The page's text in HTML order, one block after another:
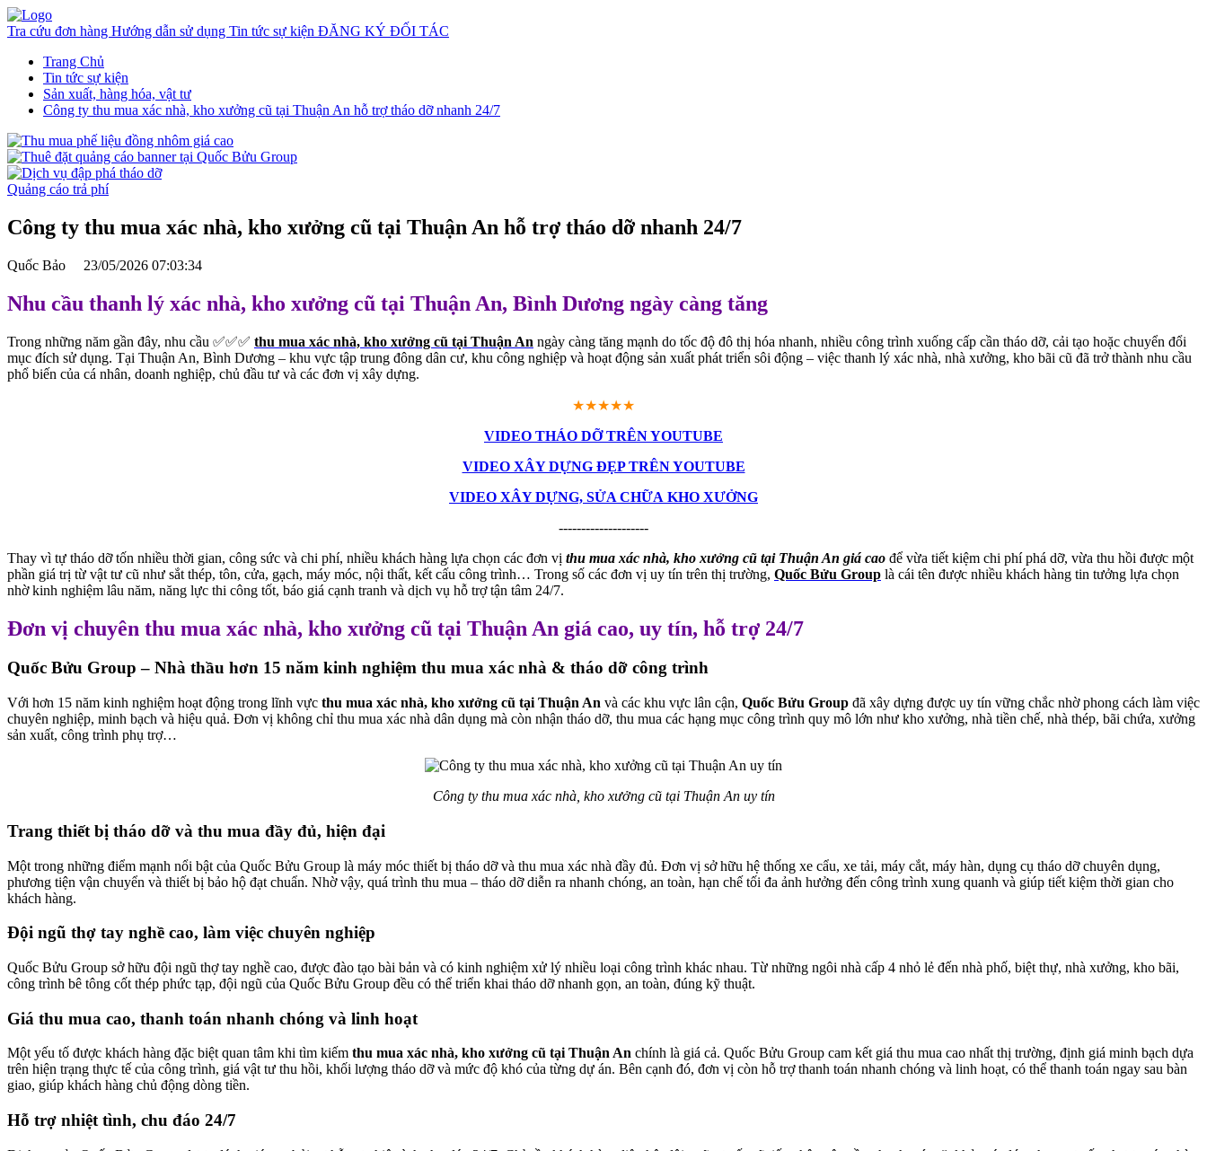
Tra cứu đơn hàng Hướng dẫn sử dụng Tin tức sự kiện ĐĂNG KÝ ĐỐI TÁC
Trang Chủ
Tin tức sự kiện
Sản xuất, hàng hóa, vật tư
Công ty thu mua xác nhà, kho xưởng cũ tại Thuận An hỗ trợ tháo dỡ nhanh 24/7
Quảng cáo trả phí
Công ty thu mua xác nhà, kho xưởng cũ tại Thuận An hỗ trợ tháo dỡ nhanh 24/7
Quốc Bảo 23/05/2026 07:03:34
Nhu cầu thanh lý xác nhà, kho xưởng cũ tại Thuận An, Bình Dương ngày càng tăng
Trong những năm gần đây, nhu cầu ✅✅✅ thu mua xác nhà, kho xưởng cũ tại Thuận An ngày càng tăng mạnh do tốc độ đô thị hóa nhanh, nhiều công trình xuống cấp cần tháo dỡ, cải tạo hoặc chuyển đổi
mục đích sử dụng. Tại Thuận An, Bình Dương – khu vực tập trung đông dân cư, khu công nghiệp và hoạt động sản xuất phát triển sôi động – việc thanh lý xác nhà, nhà xưởng, kho bãi cũ đã trở thành nhu cầu
phổ biến của cá nhân, doanh nghiệp, chủ đầu tư và các đơn vị xây dựng.
★★★★★
VIDEO THÁO DỠ TRÊN YOUTUBE
VIDEO XÂY DỰNG ĐẸP TRÊN YOUTUBE
VIDEO XÂY DỰNG, SỬA CHỮA KHO XƯỞNG
--------------------
Thay vì tự tháo dỡ tốn nhiều thời gian, công sức và chi phí, nhiều khách hàng lựa chọn các đơn vị thu mua xác nhà, kho xưởng cũ tại Thuận An giá cao để vừa tiết kiệm chi phí phá dỡ, vừa thu hồi được một
phần giá trị từ vật tư cũ như sắt thép, tôn, cửa, gạch, máy móc, nội thất, kết cấu công trình… Trong số các đơn vị uy tín trên thị trường, Quốc Bửu Group là cái tên được nhiều khách hàng tin tưởng lựa chọn
nhờ kinh nghiệm lâu năm, năng lực thi công tốt, báo giá cạnh tranh và dịch vụ hỗ trợ tận tâm 24/7.
Đơn vị chuyên thu mua xác nhà, kho xưởng cũ tại Thuận An giá cao, uy tín, hỗ trợ 24/7
Quốc Bửu Group – Nhà thầu hơn 15 năm kinh nghiệm thu mua xác nhà & tháo dỡ công trình
Với hơn 15 năm kinh nghiệm hoạt động trong lĩnh vực thu mua xác nhà, kho xưởng cũ tại Thuận An và các khu vực lân cận, Quốc Bửu Group đã xây dựng được uy tín vững chắc nhờ phong cách làm việc
chuyên nghiệp, minh bạch và hiệu quả. Đơn vị không chỉ thu mua xác nhà dân dụng mà còn nhận tháo dỡ, thu mua các hạng mục công trình quy mô lớn như kho xưởng, nhà tiền chế, nhà thép, bãi chứa, xưởng
sản xuất, công trình phụ trợ…
Công ty thu mua xác nhà, kho xưởng cũ tại Thuận An uy tín
Trang thiết bị tháo dỡ và thu mua đầy đủ, hiện đại
Một trong những điểm mạnh nổi bật của Quốc Bửu Group là máy móc thiết bị tháo dỡ và thu mua xác nhà đầy đủ. Đơn vị sở hữu hệ thống xe cẩu, xe tải, máy cắt, máy hàn, dụng cụ tháo dỡ chuyên dụng,
phương tiện vận chuyển và thiết bị bảo hộ đạt chuẩn. Nhờ vậy, quá trình thu mua – tháo dỡ diễn ra nhanh chóng, an toàn, hạn chế tối đa ảnh hưởng đến công trình xung quanh và giúp tiết kiệm thời gian cho
khách hàng.
Đội ngũ thợ tay nghề cao, làm việc chuyên nghiệp
Quốc Bửu Group sở hữu đội ngũ thợ tay nghề cao, được đào tạo bài bản và có kinh nghiệm xử lý nhiều loại công trình khác nhau. Từ những ngôi nhà cấp 4 nhỏ lẻ đến nhà phố, biệt thự, nhà xưởng, kho bãi,
công trình bê tông cốt thép phức tạp, đội ngũ của Quốc Bửu Group đều có thể triển khai tháo dỡ nhanh gọn, an toàn, đúng kỹ thuật.
Giá thu mua cao, thanh toán nhanh chóng và linh hoạt
Một yếu tố được khách hàng đặc biệt quan tâm khi tìm kiếm thu mua xác nhà, kho xưởng cũ tại Thuận An chính là giá cả. Quốc Bửu Group cam kết giá thu mua cao nhất thị trường, định giá minh bạch dựa
trên hiện trạng thực tế của công trình, giá vật tư thu hồi, khối lượng tháo dỡ và mức độ khó của từng dự án. Bên cạnh đó, đơn vị còn hỗ trợ thanh toán nhanh chóng và linh hoạt, có thể thanh toán ngay sau bàn
giao, giúp khách hàng chủ động dòng tiền.
Hỗ trợ nhiệt tình, chu đáo 24/7